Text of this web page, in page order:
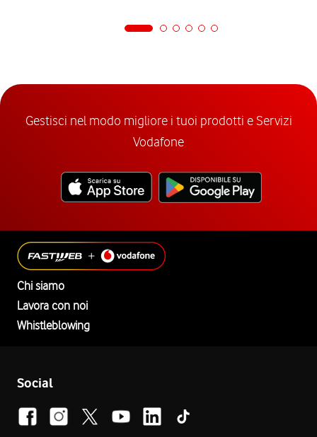
Gestisci nel modo migliore i tuoi prodotti e Servizi
Vodafone
Chi siamo
Lavora con noi
Whistleblowing
Social